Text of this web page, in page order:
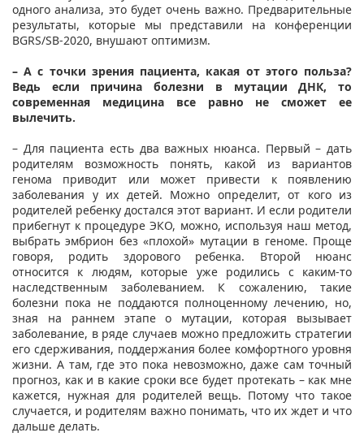
одного анализа, это будет очень важно. Предварительные
результаты, которые мы представили на конференции
BGRS/SB-2020, внушают оптимизм.
– А с точки зрения пациента, какая от этого польза?
Ведь если причина болезни в мутации ДНК, то
современная медицина все равно не сможет ее
вылечить.
– Для пациента есть два важных нюанса. Первый – дать
родителям возможность понять, какой из вариантов
генома приводит или может привести к появлению
заболевания у их детей. Можно определит, от кого из
родителей ребенку достался этот вариант. И если родители
прибегнут к процедуре ЭКО, можно, используя наш метод,
выбрать эмбрион без «плохой» мутации в геноме. Проще
говоря, родить здорового ребенка. Второй нюанс
относится к людям, которые уже родились с каким-то
наследственным заболеванием. К сожалению, такие
болезни пока не поддаются полноценному лечению, но,
зная на раннем этапе о мутации, которая вызывает
заболевание, в ряде случаев можно предложить стратегии
его сдерживания, поддержания более комфортного уровня
жизни. А там, где это пока невозможно, даже сам точный
прогноз, как и в какие сроки все будет протекать – как мне
кажется, нужная для родителей вещь. Потому что такое
случается, и родителям важно понимать, что их ждет и что
дальше делать.